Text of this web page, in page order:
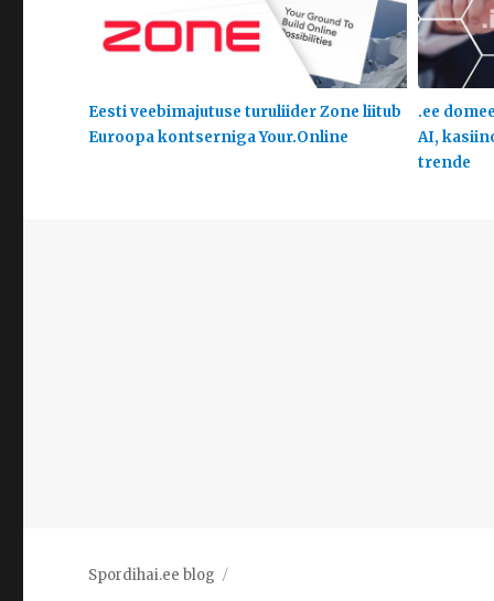
Eesti veebimajutuse turuliider Zone liitub
Euroopa kontserniga Your.Online
.ee
AI,
trende
Spordihai.ee blog